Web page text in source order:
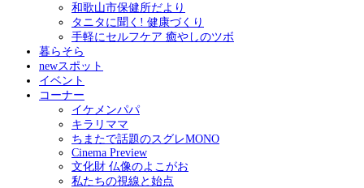
和歌山市保健所だより
タニタに聞く! 健康づくり
手軽にセルフケア 癒やしのツボ
暮らそら
newスポット
イベント
コーナー
イケメンパパ
キラリママ
ちまたで話題のスグレMONO
Cinema Preview
文化財 仏像のよこがお
私たちの視線と始点